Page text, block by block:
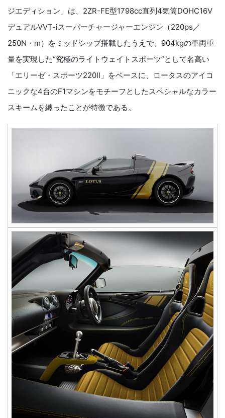
ジエディション」は、2ZR-FE型1798cc直列4気筒DOHC16V
デュアルVVT-iスーパーチャージャーエンジン（220ps／
250N・m）をミッドシップ搭載したうえで、904kgの車両重
量を実現した“究極のライトウェイトスポーツ”として名高い
「エリーゼ・スポーツ220Ⅱ」をベースに、ロータスのアイコ
ニックな4台のF1マシンをモチーフとしたスペシャルなカラー
スキームを纏ったことが特徴である。